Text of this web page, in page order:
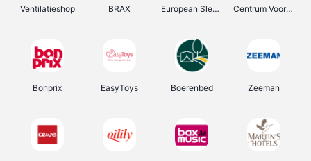
Ventilatieshop BRAX European Sleeper Centrum Voor Avondonderwijs
Bonprix EasyToys Boerenbed Zeeman